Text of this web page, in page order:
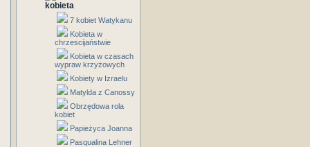
kobieta
7 kobiet Watykanu
Kobieta w
chrzescijaństwie
Kobieta w czasach
wypraw krzyżowych
Kobiety w Izraelu
Matylda z Canossy
Obrzędowa rola
kobiet
Papieżyca Joanna
Pasqualina Lehner